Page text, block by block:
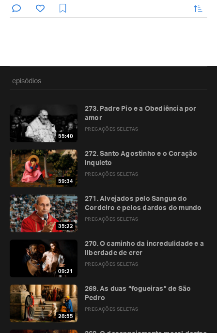
enviar
episódios
55:40
PREGAÇÕES SELETAS
273. Padre Pio e a Obediência por
amor
59:34
PREGAÇÕES SELETAS
272. Santo Agostinho e o Coração
inquieto
35:22
PREGAÇÕES SELETAS
271. Alvejados pelo Sangue do
Cordeiro e pelos dardos do mundo
09:21
PREGAÇÕES SELETAS
270. O caminho da incredulidade e a
liberdade de crer
28:55
PREGAÇÕES SELETAS
269. As duas “fogueiras” de São
Pedro